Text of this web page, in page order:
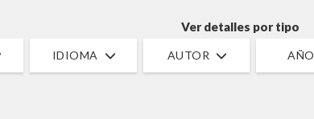
Ver detalles por tipo
IDIOMA AUTOR AÑO